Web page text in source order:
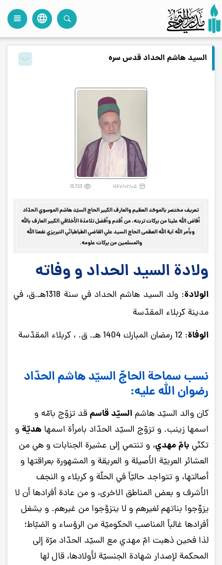
language
view_headline
السيد هاشم الحداد قدس سره
۱٤٤۷/۰۲/۰۵ 13,723
تعريف مختصر بالموحّد العظيم والعارف الكبير الحاج السيّد هاشم الموسوي الحدّاد
أفاض الله علينا من بركات تربته، من أقدم وأفضل تلامذة الأخلاقي الكبير العارف بالله
وبأمر الله آية الله العظمى الحاج السيد علي القاضي الطباطبائي التبريزي نفعنا الله
والمسلمين من بركات علومه.
ولادة السيد الحداد و وفاته
الولادة
: ولد السيد هاشم الحداد في سنة 1318هـ.ق، في
مدينة كربلاء المقدّسة
الوفاة: 12 رمضان ‌المبارك 1404 هـ. ق. ، كربلاء المقدّسة
نسب سماحة الحاجّ السيّد هاشم الحدّاد
رضوان الله عليه:
كان والد السيّد هاشم السيّد قاسم قد تزوّج بامّه و
اسمها زينب. و تزوّج السيّد الحدّاد بامرأة اسمها هديّة و
تكنّي بامّ مهدي، و تنتمي إلى عشيرة الجنابات و هي من
العشائر العربيّة الأصيلة و العريقة و المشهورة بعراقتها و
أصالتها، و تتواجد حاليّاً في الحلّة و كربلاء و النجف
الأشرف و بعض المناطق الاخرى، و من عادة أفرادها أن لا
يزوِّجوا بناتهم لغيرهم و لا يتزوَّجوا من غيرهم. و يشغل
أفرادها غالباً المناصب الحكوميّة من الرؤساء و الضبّاط؛
لذا فحين ذهبت امّ مهدي مع السيّد الحدّاد مرّة إلى
المحكمة لإصدار شهادة الجنسيّة لأولادها، قال لها